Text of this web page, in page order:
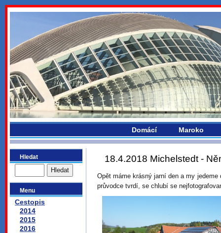
bydlikemevropou.com
Domácí Maroko
Hledat
Menu
Cestopis
2014
2015
2016
18.4.2018 Michelstedt -
Opět máme krásný jarní den a my
průvodce tvrdí, se chlubí se